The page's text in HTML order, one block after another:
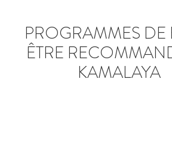
PROGRAMMES DE
ÊTRE
KAMALAYA